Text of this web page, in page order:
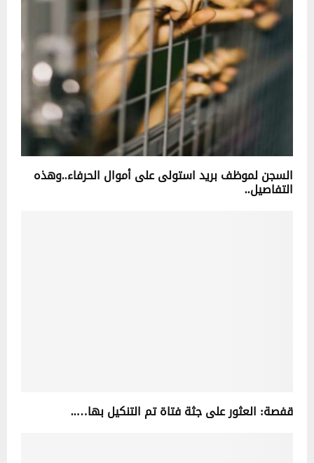
السجن لموظف بريد استولى على أموال الحرفاء..وهذه
التفاصيل..
قفصة: العثور على جثة فتاة تم التنكيل بها…..